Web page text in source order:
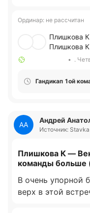
Ординар: не рассчитан
Плишкова
Плишкова
• .
Гандикап 1ой
АА
Андрей
Источник:
Плишкова К —
команды больше
В очень упорной
верх в этой